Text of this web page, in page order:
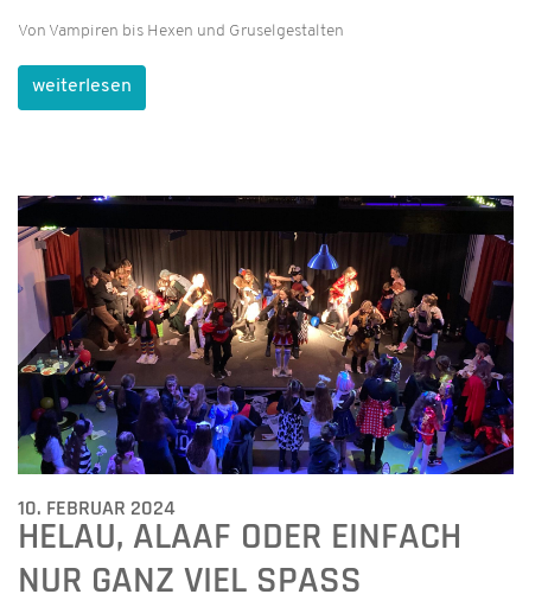
Von Vampiren bis Hexen und Gruselgestalten
weiterlesen
10. FEBRUAR 2024
HELAU, ALAAF ODER EINFACH
NUR GANZ VIEL SPASS